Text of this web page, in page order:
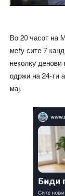
Во 20 часот на
меѓу сите 7
неколку денови
одржи на 24-ти
мај.